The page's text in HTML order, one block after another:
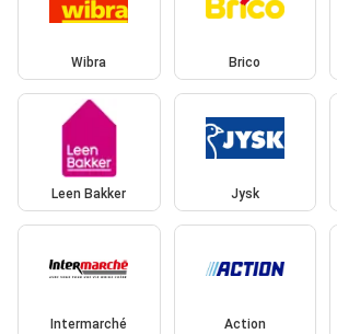
Wibra Brico
Leen Bakker Jysk
Intermarché Action